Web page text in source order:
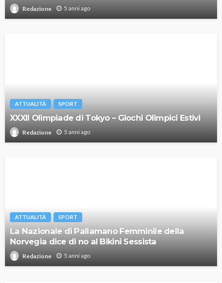
Redazione 5 anni ago
ATTUALITÀ SPORT
XXXII Olimpiade di Tokyo – Giochi Olimpici Estivi
Redazione 5 anni ago
ATTUALITÀ SPORT
La Nazionale di Pallamano Femminile della
Norvegia dice di no al Bikini Sessista
Redazione 5 anni ago